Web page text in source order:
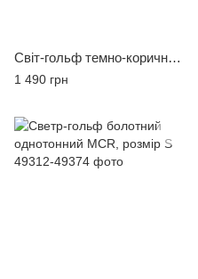
Світ-гольф темно-коричневий однотонний MCR, розмір S
1 490 грн